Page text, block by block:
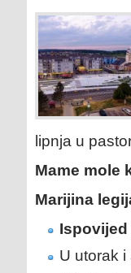
lipnja u
Mame mole
Marijina
Ispovijed
U utorak